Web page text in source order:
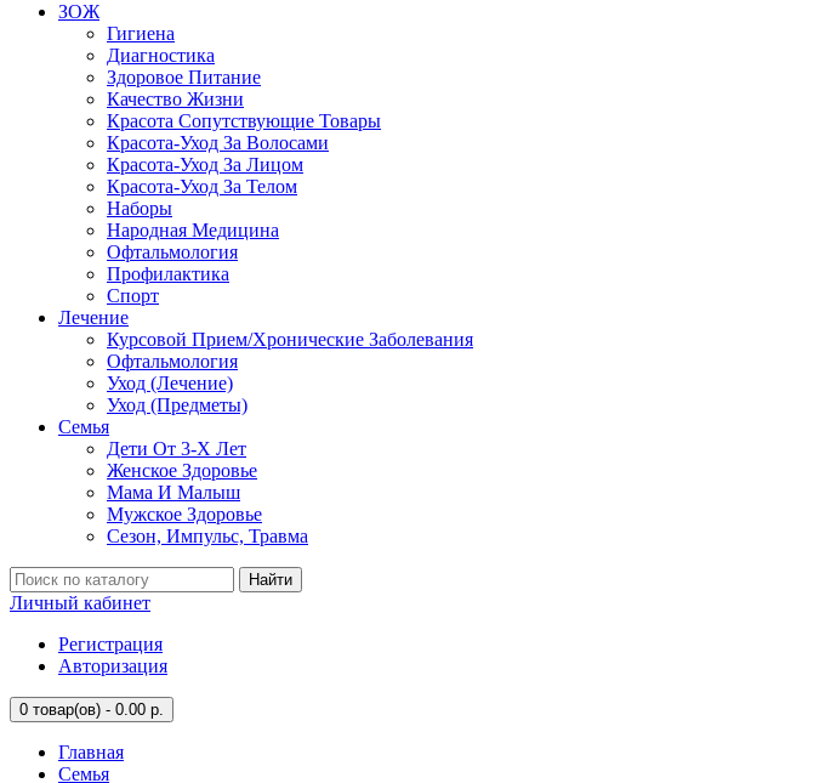
ЗОЖ
Гигиена
Диагностика
Здоровое Питание
Качество Жизни
Красота Сопутствующие Товары
Красота-Уход За Волосами
Красота-Уход За Лицом
Красота-Уход За Телом
Наборы
Народная Медицина
Офтальмология
Профилактика
Спорт
Лечение
Курсовой Прием/Хронические Заболевания
Офтальмология
Уход (Лечение)
Уход (Предметы)
Семья
Дети От 3-Х Лет
Женское Здоровье
Мама И Малыш
Мужское Здоровье
Сезон, Импульс, Травма
Найти
Личный кабинет
Регистрация
Авторизация
0 товар(ов) - 0.00 р.
Главная
Семья